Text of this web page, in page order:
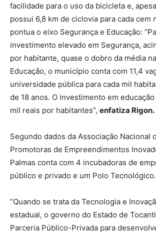
facilidade para o uso da bicicleta e,
possui 6,8 km de ciclovia para cada cem
pontua o eixo Segurança e Educação:
investimento elevado em Segurança,
por habitante, quase o dobro da média
Educação, o município conta com 11,4
universidade pública para cada mil
de 18 anos. O investimento em
mil reais por habitantes”, enfatiza Rigon.
Segundo dados da Associação Nacional
Promotoras de Empreendimentos
Palmas conta com 4 incubadoras de
público e privado e um Polo Tecnológico.
“Quando se trata da Tecnologia e
estadual, o governo do Estado de
Parceria Público-Privada para